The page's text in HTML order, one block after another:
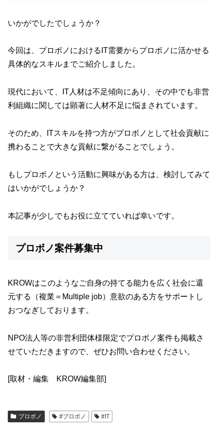
いかがでしたでしょうか？
今回は、プロボノにおけるIT需要からプロボノに活かせる
具体的なスキルまでご紹介しました。
現代において、IT人材は不足傾向にあり、その中でも非営
利組織に関しては顕著に人材不足に悩まされています。
そのため、ITスキルを持つ方がプロボノとして社会貢献に
携わることで大きな貢献に繋がることでしょう。
もしプロボノという活動に興味がある方は、検討してみて
はいかがでしょうか？
本記事が少しでもお役に立てていれば幸いです。
プロボノ案件募集中
KROWはこのようなご自身の持てる能力を広く社会に還
元する（複業＝Multiple job）意欲のある方をサポートし
おつなぎしております。
NPO法人等の非営利団体様限定でプロボノ案件も掲載さ
せていただきますので、ぜひお問い合わせください。
[取材・編集 KROW編集部]
プロボノ #プロボノ #IT